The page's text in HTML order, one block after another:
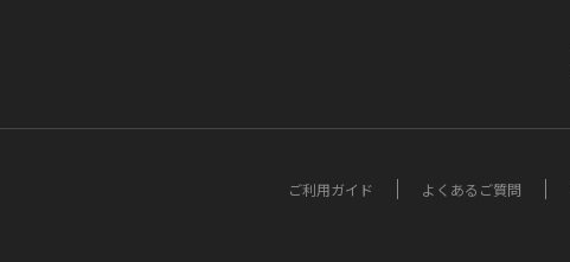
ご利用ガイド よくあるご質問